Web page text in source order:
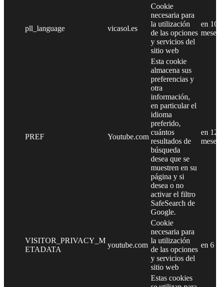
pll_language vicasol.es
Cookie
necesaria para
la utilización
de las opciones
y servicios del
sitio web
en 10
meses
PREF Youtube.com
Esta cookie
almacena sus
preferencias y
otra
información,
en particular el
idioma
preferido,
cuántos
resultados de
búsqueda
desea que se
muestren en su
página y si
desea o no
activar el filtro
SafeSearch de
Google.
en 12
meses
VISITOR_PRIVACY_M
ETADATA
youtube.com
Cookie
necesaria para
la utilización
de las opciones
y servicios del
sitio web
en 6
Estas cookies